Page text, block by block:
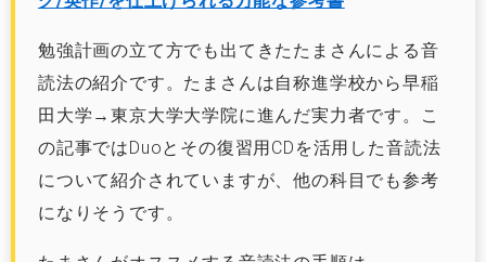
勉強計画の立て方でも出てきたたまさんによる音
読法の紹介です。たまさんは自称進学校から早稲
田大学→東京大学大学院に進んだ実力者です。こ
の記事ではDuoとその復習用CDを活用した音読法
について紹介されていますが、他の科目でも参考
になりそうです。